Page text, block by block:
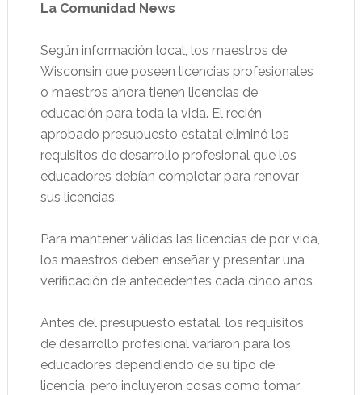
La Comunidad News
Según información local, los maestros de
Wisconsin que poseen licencias profesionales
o maestros ahora tienen licencias de
educación para toda la vida. El recién
aprobado presupuesto estatal eliminó los
requisitos de desarrollo profesional que los
educadores debían completar para renovar
sus licencias.
Para mantener válidas las licencias de por vida,
los maestros deben enseñar y presentar una
verificación de antecedentes cada cinco años.
Antes del presupuesto estatal, los requisitos
de desarrollo profesional variaron para los
educadores dependiendo de su tipo de
licencia, pero incluyeron cosas como tomar